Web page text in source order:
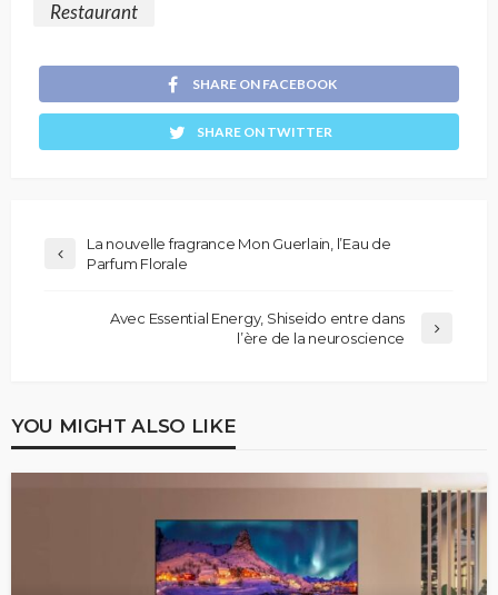
Restaurant
SHARE ON FACEBOOK
SHARE ON TWITTER
La nouvelle fragrance Mon Guerlain, l’Eau de
Parfum Florale
Avec Essential Energy, Shiseido entre dans
l’ère de la neuroscience
YOU MIGHT ALSO LIKE